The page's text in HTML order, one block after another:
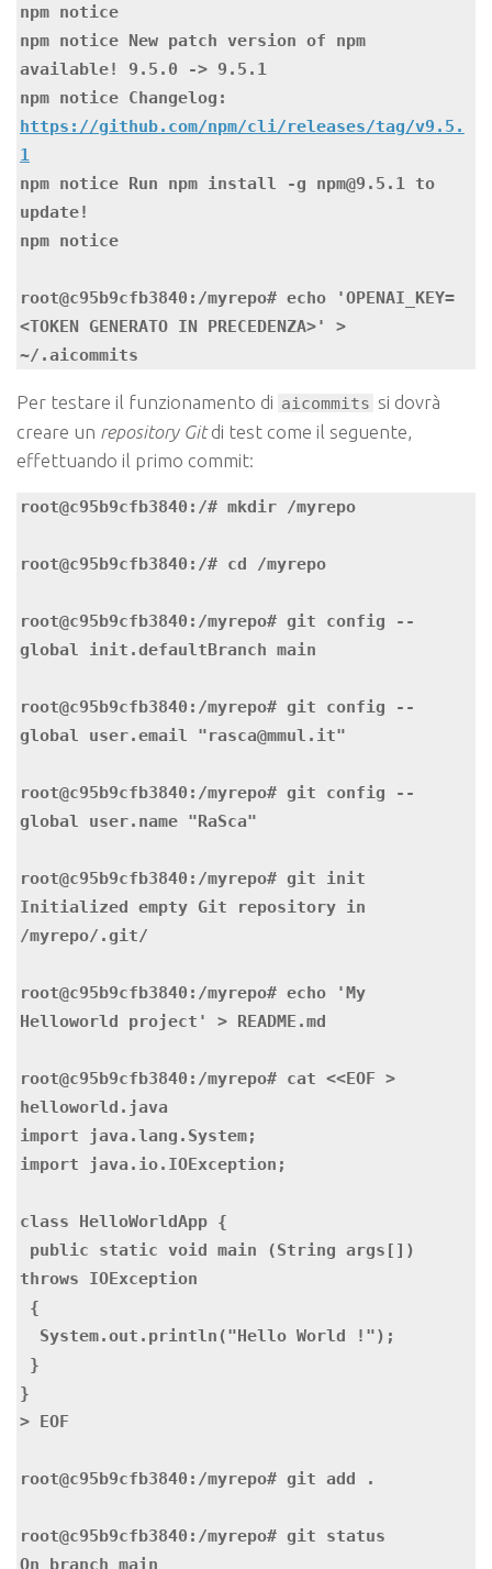
npm notice
npm notice New patch version of npm
available! 9.5.0 -> 9.5.1
https://github.com/npm/cli/releases/tag/v9.5.
1
npm notice Run npm install -g npm@9.5.1 to
update!
npm notice
root@c95b9cfb3840:/myrepo# echo 'OPENAI_KEY=
<TOKEN GENERATO IN PRECEDENZA>' >
~/.aicommits
Per testare il funzionamento di aicommits si dovrà
creare un repository Gitdi test come il seguente,
effettuando il primo commit:
root@c95b9cfb3840:/# mkdir /myrepo
root@c95b9cfb3840:/# cd /myrepo
root@c95b9cfb3840:/myrepo# git config --
global init.defaultBranch main
root@c95b9cfb3840:/myrepo# git config --
global user.email "rasca@mmul.it"
root@c95b9cfb3840:/myrepo# git config --
global user.name "RaSca"
root@c95b9cfb3840:/myrepo# git init
Initialized empty Git repository in
/myrepo/.git/
root@c95b9cfb3840:/myrepo# echo 'My
Helloworld project' > README.md
root@c95b9cfb3840:/myrepo# cat <<EOF >
helloworld.java
import java.lang.System;
import java.io.IOException;
class HelloWorldApp {
throws IOException
}
> EOF
root@c95b9cfb3840:/myrepo# git add .
root@c95b9cfb3840:/myrepo# git status
On branch main